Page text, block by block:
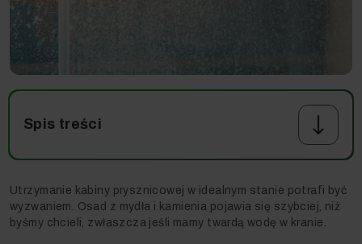
Spis treści
Utrzymanie kabiny prysznicowej w idealnym stanie potrafi być
wyzwaniem. Osad z mydła i kamienia pojawia się szybciej, niż
byśmy chcieli, zwłaszcza jeśli mamy twardą wodę w kranie.